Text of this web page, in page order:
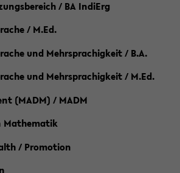
/ BA IndiErg
/ M.Ed.
und Mehrsprachigkeit / B.A.
und Mehrsprachigkeit / M.Ed.
(MADM) / MADM
Mathematik
/ Promotion